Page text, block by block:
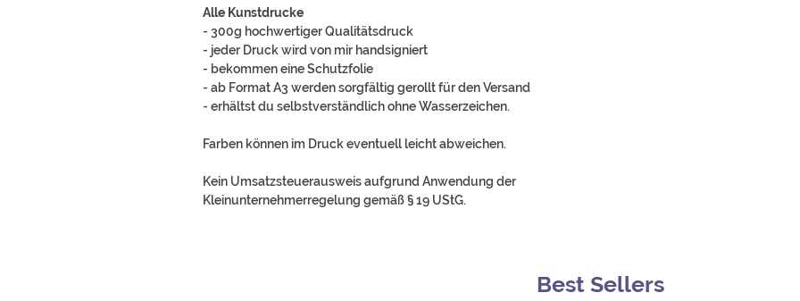
Alle Kunstdrucke
- 300g hochwertiger Qualitätsdruck
- jeder Druck wird von mir handsigniert
- bekommen eine Schutzfolie
- ab Format A3 werden sorgfältig gerollt für den Versand
- erhältst du selbstverständlich ohne Wasserzeichen.
Farben können im Druck eventuell leicht abweichen.
Kein Umsatzsteuerausweis aufgrund Anwendung der
Kleinunternehmerregelung gemäß § 19 UStG.
Best Sellers